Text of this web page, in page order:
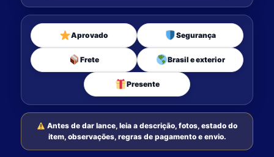
Aprovado Segurança
Frete Brasil e exterior
Presente
Antes de dar lance, leia a descrição, fotos, estado do
item, observações, regras de pagamento e envio.